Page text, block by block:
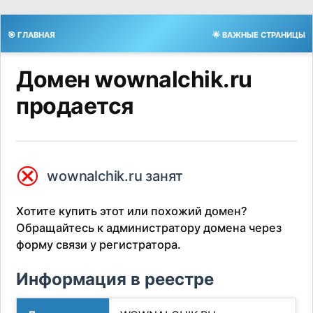
🎯 ГЛАВНАЯ 🌟 ВАЖНЫЕ СТРАНИЦЫ
Домен wownalchik.ru
продается
⮿ wownalchik.ru занят
Хотите купить этот или похожий домен?
Обращайтесь к администратору домена через
форму связи у регистратора.
Информация в реестре